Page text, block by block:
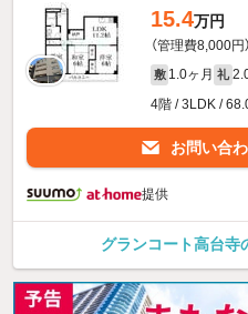
15.4万円
（管理費8,000円）
敷 1.0ヶ月 礼
4階 / 3LDK /
お問い合
提供
グランコート高台寺